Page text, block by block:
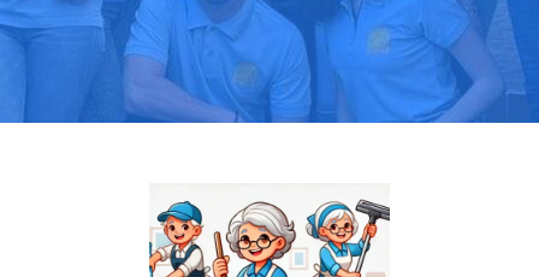
Más de 1000 clientes confían en nosotros
⭐⭐⭐⭐⭐